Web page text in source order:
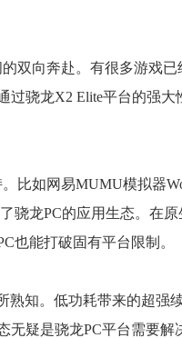
双向奔赴。有很多游戏
骁龙X2 Elite平台的强
比如网易MUMU模拟器
骁龙PC的应用生态。在
也能打破固有平台限制。
知。低功耗带来的超强
疑是骁龙PC平台需要解